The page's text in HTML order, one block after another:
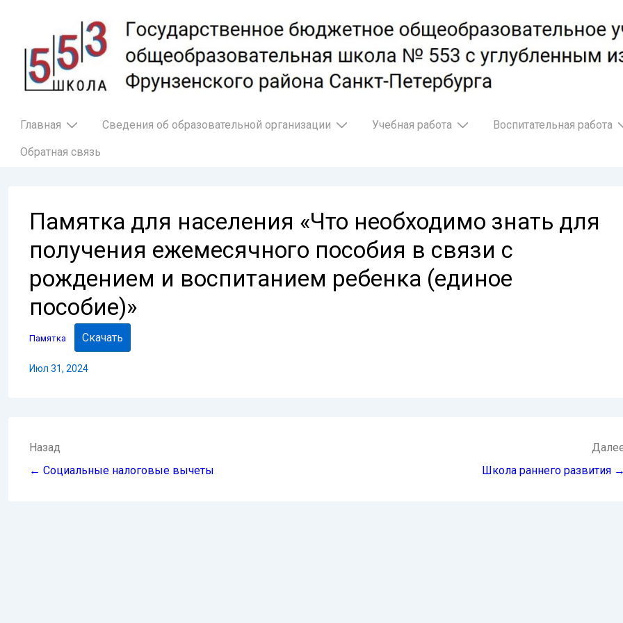
основному
содержимому
Основная
Главная Сведения об образовательной организации Учебная работа Воспитательная работа
Обратная связь
Памятка для населения «Что необходимо знать для
получения ежемесячного пособия в связи с
рождением и воспитанием ребенка (единое
пособие)»
Памятка Скачать
Июл 31, 2024
Навигация
по
Назад
← Социальные налоговые вычеты
Школа раннего развития